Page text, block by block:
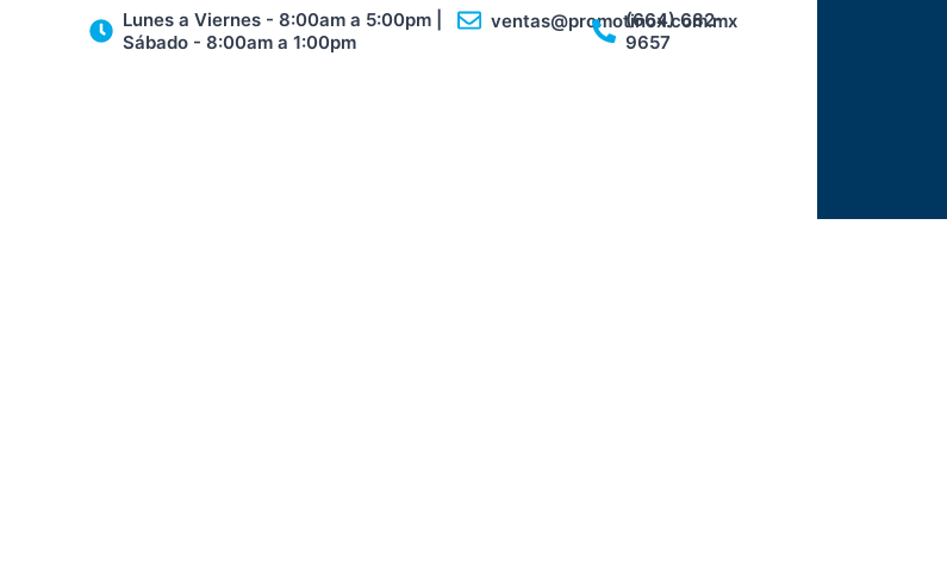
Lunes a Viernes - 8:00am a 5:00pm |
Sábado - 8:00am a 1:00pm
ventas@promotinox.com.mx
(664) 682-
9657
Navegación